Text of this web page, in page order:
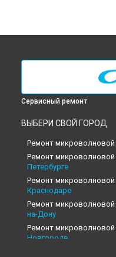
Сервисный ремонт
ВЫБЕРИ СВОЙ ГОРОД
Ремонт микроволновой
Ремонт микроволновой
Петербурге
Ремонт микроволновой
Краснодаре
Ремонт микроволновой
на-Дону
Ремонт микроволновой
Новгороде